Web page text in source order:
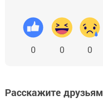
0 0 0
Расскажите друзьям